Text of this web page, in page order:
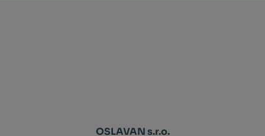
OSLAVAN s.r.o.